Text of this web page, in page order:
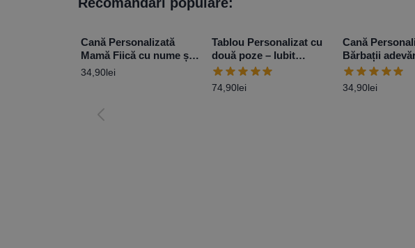
Cană Personalizată
Mamă Fiică cu nume și
mesaj – Model 3
34,90lei
Tablou Personalizat cu
două poze – Iubit
minunat
74,90lei
Cană
Bărbații
conduc Mazda
34,90lei